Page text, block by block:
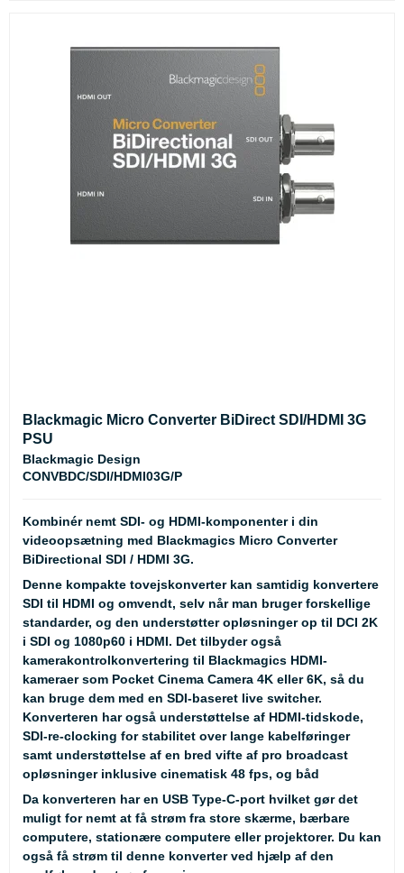
Blackmagic Micro Converter BiDirect SDI/HDMI 3G
PSU
Blackmagic Design
CONVBDC/SDI/HDMI03G/P
Kombinér nemt SDI- og HDMI-komponenter i din
videoopsætning med Blackmagics Micro Converter
BiDirectional SDI / HDMI 3G.
Denne kompakte tovejskonverter kan samtidig konvertere
SDI til HDMI og omvendt, selv når man bruger forskellige
standarder, og den understøtter opløsninger op til DCI 2K
i SDI og 1080p60 i HDMI. Det tilbyder også
kamerakontrolkonvertering til Blackmagics HDMI-
kameraer som Pocket Cinema Camera 4K eller 6K, så du
kan bruge dem med en SDI-baseret live switcher.
Konverteren har også understøttelse af HDMI-tidskode,
SDI-re-clocking for stabilitet over lange kabelføringer
samt understøttelse af en bred vifte af pro broadcast
opløsninger inklusive cinematisk 48 fps, og båd
Da konverteren har en USB Type-C-port hvilket gør det
muligt for nemt at få strøm fra store skærme, bærbare
computere, stationære computere eller projektorer. Du kan
også få strøm til denne konverter ved hjælp af den